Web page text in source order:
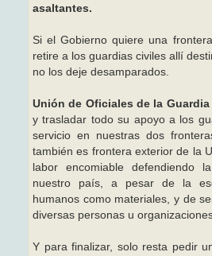
asaltantes.
Si el Gobierno quiere una
retire a los guardias civiles allí
no los deje desamparados.
Unión de Oficiales de la Guardia
y trasladar todo su apoyo a los
servicio en nuestras dos
también es frontera exterior de la
labor encomiable defendiendo
nuestro país, a pesar de la
humanos como materiales, y de
diversas personas u
Y para finalizar, solo resta pedir